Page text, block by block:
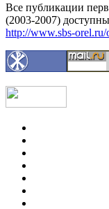
Все публикации
(2003-2007)
http://www.sbs-